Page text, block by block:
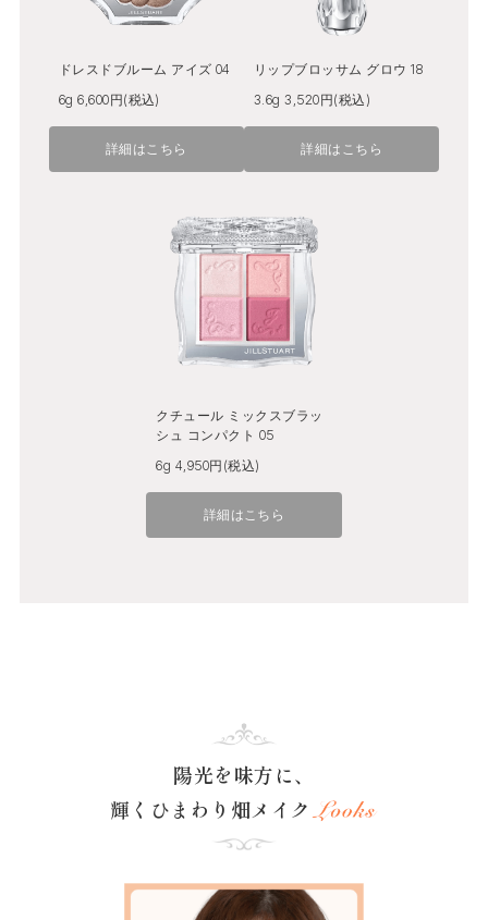
ドレスドブルーム アイズ 04
6g 6,600円(税込)
詳細はこちら
リップブロッサム グロウ 18
3.6g 3,520円(税込)
詳細はこちら
クチュール ミックスブラッ
シュ コンパクト 05
6g 4,950円(税込)
詳細はこちら
陽光を味方に、
輝くひまわり畑メイク